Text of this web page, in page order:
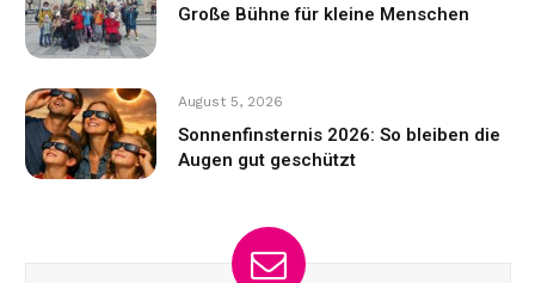
Große Bühne für kleine Menschen
August 5, 2026
Sonnenfinsternis 2026: So bleiben die
Augen gut geschützt